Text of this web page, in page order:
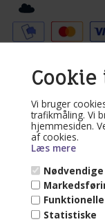
Vi bruger
trafikmåling. Vi
hjemmesiden.
af cookies.
Læs mere
Nødvendige
Funktionelle
Statistiske
Træstok 1 meter og
Hængestol i meget